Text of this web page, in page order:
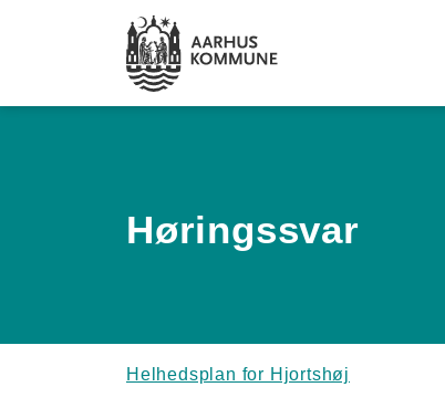
Høringssvar
Helhedsplan for Hjortshøj